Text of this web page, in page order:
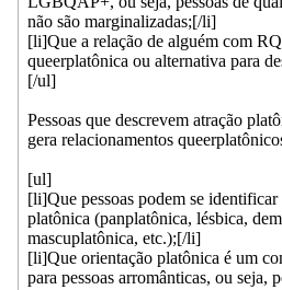
não são marginalizadas;[/li]
[li]Que a relação de alguém com
queerplatônica ou alternativa para
[/ul]
Pessoas que descrevem atração
gera relacionamentos
[ul]
[li]Que pessoas podem se
platônica (panplatônica, lésbica,
mascuplatônica, etc.);[/li]
[li]Que orientação platônica é um
para pessoas arromânticas, ou seja,